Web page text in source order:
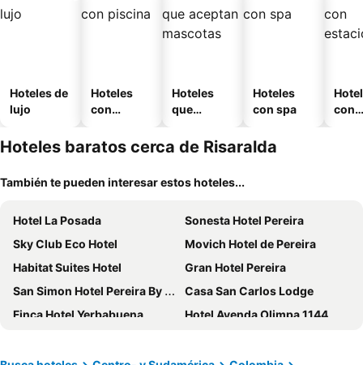
Hoteles de
lujo
Hoteles
con
Hoteles
que
mascotas
Hoteles
con spa
con
Hoteles baratos cerca de Risaralda
También te pueden interesar estos hoteles...
Hotel La Posada
Sonesta Hotel Pereira
Sky Club Eco Hotel
Movich Hotel de Pereira
Habitat Suites Hotel
Gran Hotel Pereira
San Simon Hotel Pereira By Soratama
Casa San Carlos Lodge
Finca Hotel Yerbabuena
Hotel Ayenda Olimpa 1144
GHL Hotel Abadia Plaza
Hotel Soratama